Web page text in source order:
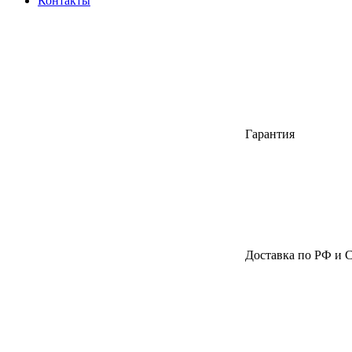
Гарантия
Доставка по РФ и